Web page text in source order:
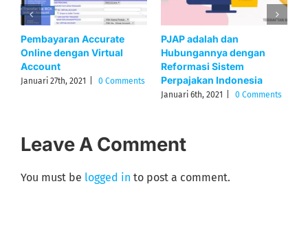
Cara Revoke Sertifikat
Elektronik eFiling
Desember 17th, 2020
Comments
Langkah-Langkah
Berlangganan Accurate
Online
Oktober 8th, 2024 | 0 Comments
Leave A Comment